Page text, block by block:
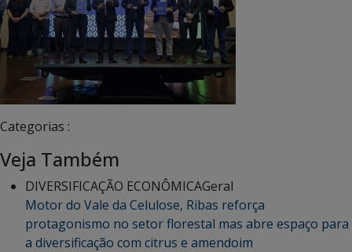
Categorias :
Veja Também
DIVERSIFICAÇÃO ECONÔMICAGeral
Motor do Vale da Celulose, Ribas reforça
protagonismo no setor florestal mas abre espaço para
a diversificação com citrus e amendoim